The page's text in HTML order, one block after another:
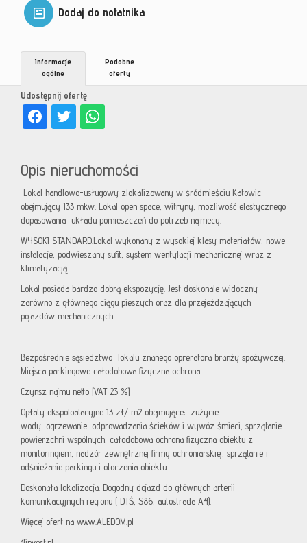
Dodaj do notatnika
Udostępnij ofertę
Informacje
ogólne
Podobne
oferty
Opis nieruchomości
Lokal handlowo-usługowy zlokalizowany w śródmieściu Katowic
obejmujący 133 mkw. Lokal open space, witryny, mozliwość elastycznego
dopasowania układu pomieszczeń do potrzeb najmecy.
WYSOKI STANDARD.Lokal wykonany z wysokiej klasy materiałów, nowe
instalacje, podwieszany sufit, system wentylacji mechanicznej wraz z
klimatyzacją.
Lokal posiada bardzo dobrą ekspozycję. Jest doskonale widoczny
zarówno z głównego ciągu pieszych oraz dla przejeżdzających
pojazdów mechanicznych.
Bezpośrednie sąsiedztwo lokalu znanego opreratora branży spożywczej.
Miejsca parkingowe całodobowa fizyczna ochrona.
Czynsz najmu netto [VAT 23 %]
Opłaty ekspoloatacyjne 13 zł/ m2 obejmujące: zużycie
wody, ogrzewanie, odprowadzania ścieków i wywóz śmieci, sprzątanie
powierzchni wspólnych, całodobowa ochrona fizyczna obiektu z
monitoringiem, nadzór zewnętrznej firmy ochroniarskiej, sprzątanie i
odśnieżanie parkingu i otoczenia obiektu.
Doskonała lokalizacja. Dogodny dojazd do głównych arterii
komunikacyjnych regionu ( DTŚ, S86, autostrada A4).
Więcej ofert na www.ALEDOM.pl